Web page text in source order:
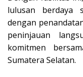
lulusan berdaya
dengan
peninjauan
komitmen
Sumatera Selatan.